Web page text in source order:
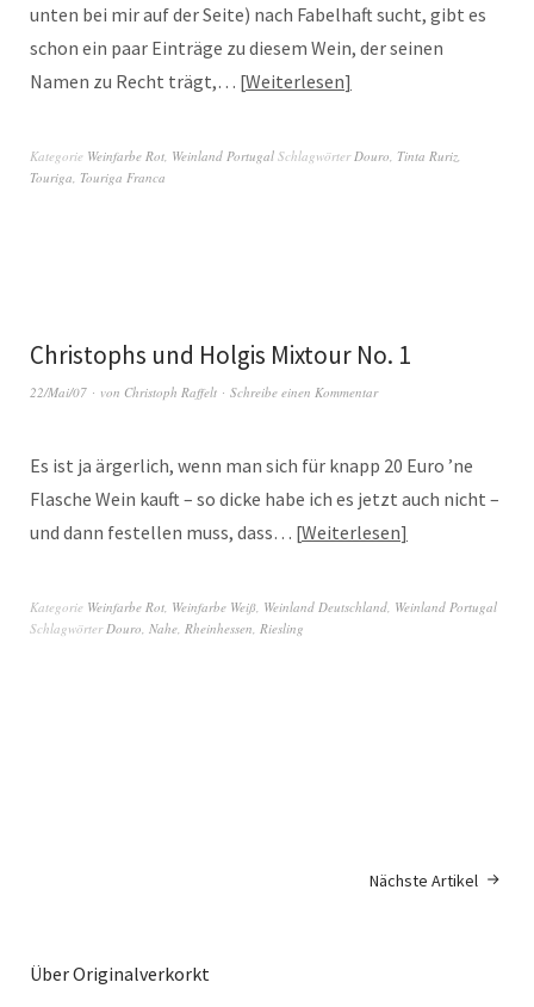
unten bei mir auf der Seite) nach Fabelhaft sucht, gibt es
schon ein paar Einträge zu diesem Wein, der seinen
Namen zu Recht trägt,… Weiterlesen
Kategorie Weinfarbe Rot Weinland Portugal Schlagwörter Douro Tinta Ruriz
Touriga Touriga Franca
Christophs und Holgis Mixtour No. 1
22/Mai/07 von Christoph Raffelt Schreibe einen Kommentar
Es ist ja ärgerlich, wenn man sich für knapp 20 Euro ’ne
Flasche Wein kauft – so dicke habe ich es jetzt auch nicht –
und dann festellen muss, dass… Weiterlesen
Kategorie Weinfarbe Rot Weinfarbe Weiß Weinland Deutschland Weinland Portugal
Schlagwörter Douro Nahe Rheinhessen Riesling
Nächste Artikel
Über Originalverkorkt